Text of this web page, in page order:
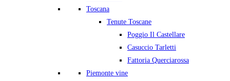
Toscana
Tenute Toscane
Poggio Il Castellare
Casuccio Tarletti
Fattoria Querciarossa
Piemonte vine